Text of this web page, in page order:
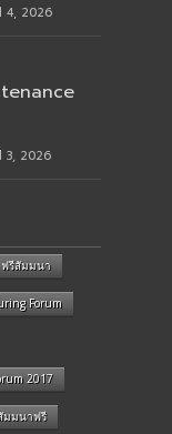
4, 2026
3, 2026
ฟรีสัมมนา
Forum
2017
มมนาฟรี